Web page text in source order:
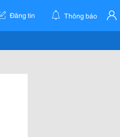
Đăng tin Thông báo